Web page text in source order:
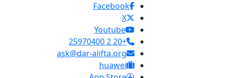
Facebook
X
Youtube
+20 2 25970400
ask@dar-alifta.org
huawei